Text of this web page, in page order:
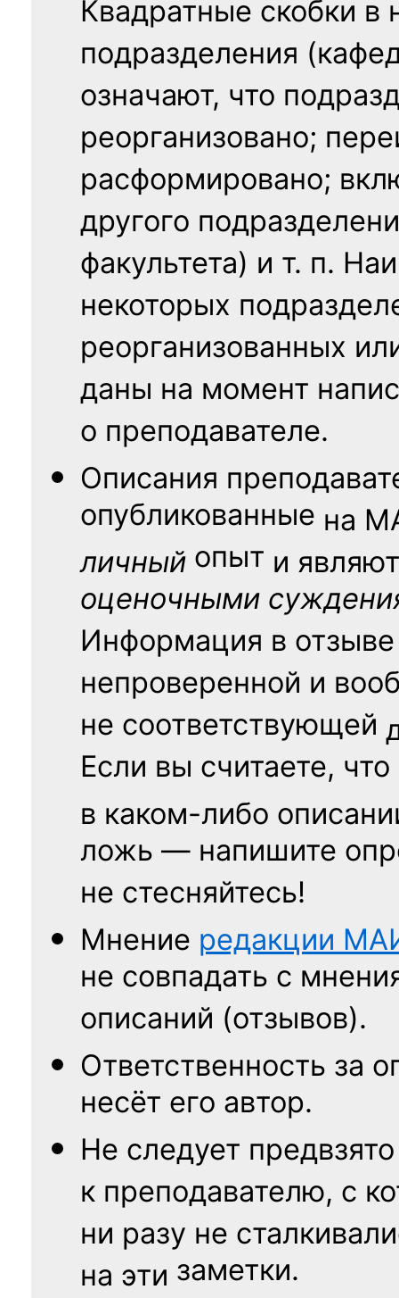
Квадратные скобки в
подразделения
означают, что
реорганизовано;
расформировано;
другого
факультета) и т. п.
некоторых
реорганизованных
даны на момент
о преподавателе.
Описания
опубликованные на
личный опыт и
оценочными
Информация в
непроверенной и
не соответствующей
Если вы считаете, что
в каком-либо
ложь — напишите
не стесняйтесь!
Мнение редакции
не совпадать с
описаний (отзывов).
Ответственность за
несёт его автор.
Не следует
к преподавателю, с
ни разу не
на эти заметки.